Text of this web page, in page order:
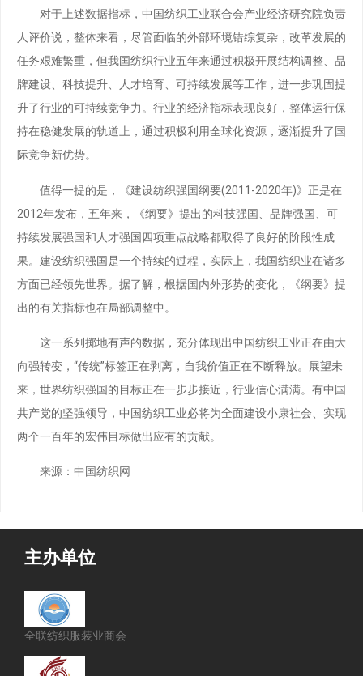
对于上述数据指标，中国纺织工业联合会产业经济研究院负责
人评价说，整体来看，尽管面临的外部环境错综复杂，改革发展的
任务艰难繁重，但我国纺织行业五年来通过积极开展结构调整、品
牌建设、科技提升、人才培育、可持续发展等工作，进一步巩固提
升了行业的可持续竞争力。行业的经济指标表现良好，整体运行保
持在稳健发展的轨道上，通过积极利用全球化资源，逐渐提升了国
际竞争新优势。
值得一提的是，《建设纺织强国纲要(2011-2020年)》正是在
2012年发布，五年来，《纲要》提出的科技强国、品牌强国、可
持续发展强国和人才强国四项重点战略都取得了良好的阶段性成
果。建设纺织强国是一个持续的过程，实际上，我国纺织业在诸多
方面已经领先世界。据了解，根据国内外形势的变化，《纲要》提
出的有关指标也在局部调整中。
这一系列掷地有声的数据，充分体现出中国纺织工业正在由大
向强转变，“传统”标签正在剥离，自我价值正在不断释放。展望未
来，世界纺织强国的目标正在一步步接近，行业信心满满。有中国
共产党的坚强领导，中国纺织工业必将为全面建设小康社会、实现
两个一百年的宏伟目标做出应有的贡献。
来源：中国纺织网
主办单位
全联纺织服装业商会